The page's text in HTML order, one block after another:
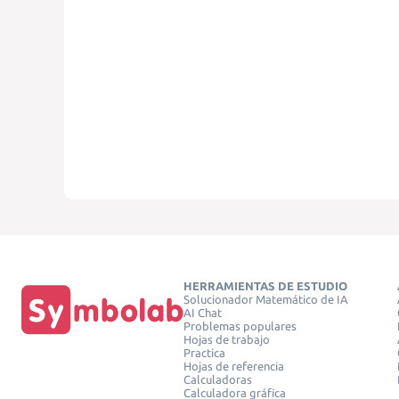
HERRAMIENTAS DE ESTUDIO
Solucionador Matemático de IA
AI Chat
Problemas populares
Hojas de trabajo
Practica
Hojas de referencia
Calculadoras
Calculadora gráfica